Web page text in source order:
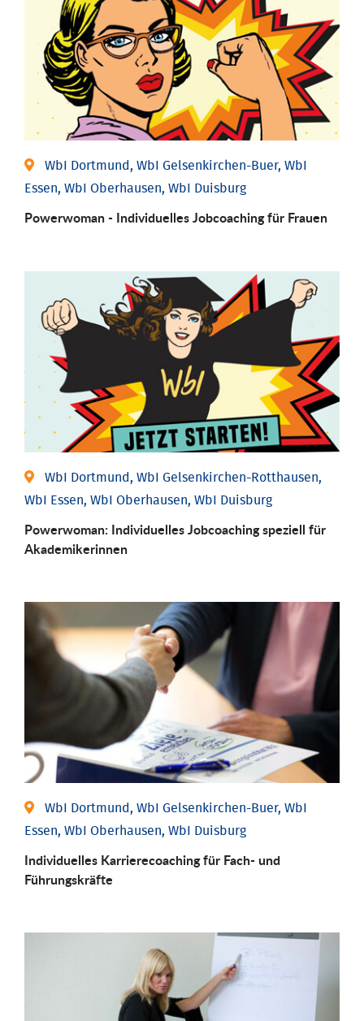
WbI Dortmund, WbI Gelsenkirchen-Buer, WbI
Essen, WbI Oberhausen, WbI Duisburg
Powerwoman - Individu­elles Job­coaching für Frauen
WbI Dortmund, WbI Gelsenkirchen-Rotthausen,
WbI Essen, WbI Oberhausen, WbI Duisburg
Powerwoman: Individu­elles Job­coaching speziell für
Aka­demiker­innen
WbI Dortmund, WbI Gelsenkirchen-Buer, WbI
Essen, WbI Oberhausen, WbI Duisburg
Individu­elles Karrierecoaching für Fach-­ und
Führungs­kräfte